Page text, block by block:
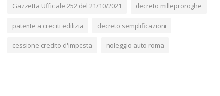
Gazzetta Ufficiale 252 del 21/10/2021 decreto milleproroghe
patente a crediti edilizia decreto semplificazioni
cessione credito d'imposta noleggio auto roma